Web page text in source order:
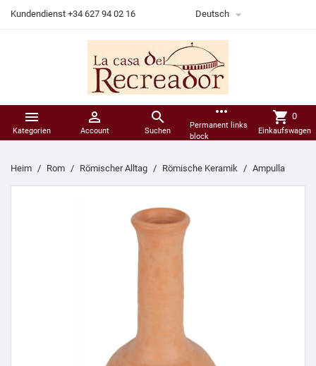
Kundendienst +34 627 94 02 16 Deutsch 

Kategorien

Account

Suchen
more_horiz
Permanent links
block
shopping_cart 0
Einkaufswagen
Heim Rom Römischer Alltag Römische Keramik Ampulla